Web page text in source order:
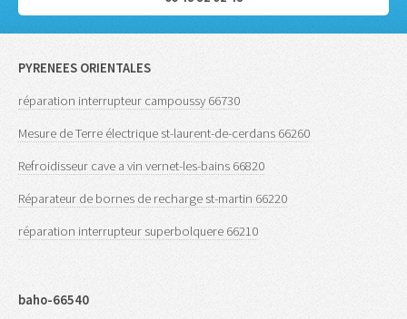
PYRENEES ORIENTALES
réparation interrupteur campoussy 66730
Mesure de Terre électrique st-laurent-de-cerdans 66260
Refroidisseur cave a vin vernet-les-bains 66820
Réparateur de bornes de recharge st-martin 66220
réparation interrupteur superbolquere 66210
baho-66540